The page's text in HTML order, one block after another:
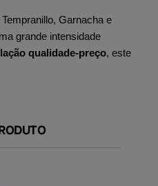
Garnacha e
grande intensidade
qualidade-preço, este